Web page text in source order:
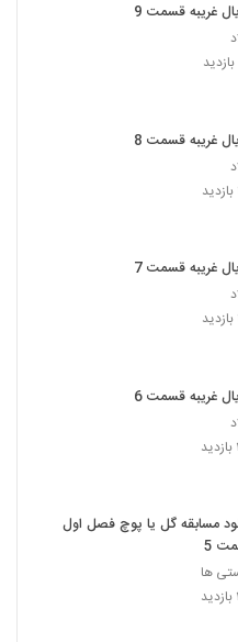
غریبه قسمت 9
غریبه قسمت 8
غریبه قسمت 7
غریبه قسمت 6
مسابقه گل یا پوچ فصل اول
5
ها